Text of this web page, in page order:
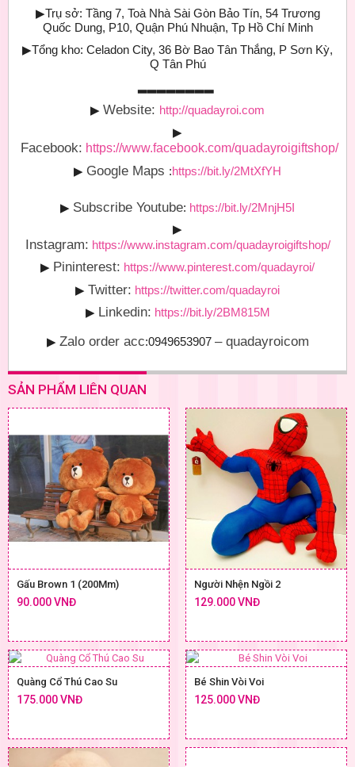
▶Trụ sở: Tầng 7, Toà Nhà Sài Gòn Bảo Tín, 54 Trương
Quốc Dung, P10, Quận Phú Nhuận, Tp Hồ Chí Minh
▶Tổng kho: Celadon City, 36 Bờ Bao Tân Thắng, P Sơn Kỳ,
Q Tân Phú
▶ Website: http://quadayroi.com
▶
Facebook: https://www.facebook.com/quadayroigiftshop/
▶ Google Maps :https://bit.ly/2MtXfYH
▶ Subscribe Youtube: https://bit.ly/2MnjH5I
▶
Instagram: https://www.instagram.com/quadayroigiftshop/
▶ Pininterest: https://www.pinterest.com/quadayroi/
▶ Twitter: https://twitter.com/quadayroi
▶ Linkedin: https://bit.ly/2BM815M
▶ Zalo order acc:0949653907 – quadayroicom
SẢN PHẨM LIÊN QUAN
Gấu Brown 1 (200Mm)
90.000 VNĐ
Người Nhện Ngồi 2
129.000 VNĐ
Quàng Cổ Thú Cao Su
175.000 VNĐ
Bé Shin Vòi Voi
125.000 VNĐ